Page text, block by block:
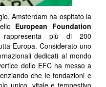
Amsterdam ha ospitato la
European Foundation
più di 200
Europa. Considerato uno
dedicati al mondo
dello EFC ha messo a
che le fondazioni e
unico, vitale e tempestivo